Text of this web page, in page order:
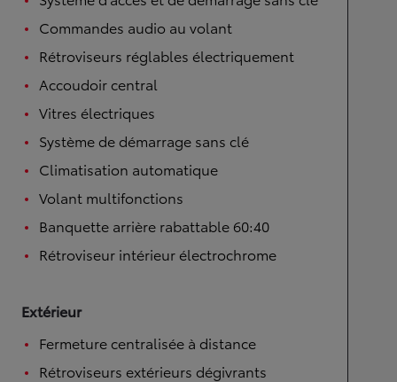
Commandes audio au volant
Rétroviseurs réglables électriquement
Accoudoir central
Vitres électriques
Système de démarrage sans clé
Climatisation automatique
Volant multifonctions
Banquette arrière rabattable 60:40
Rétroviseur intérieur électrochrome
Extérieur
Fermeture centralisée à distance
Rétroviseurs extérieurs dégivrants